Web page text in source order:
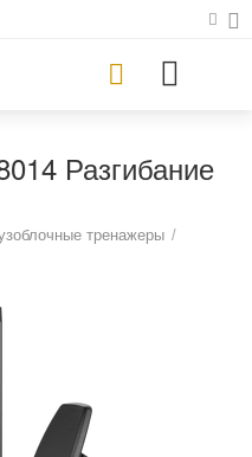
Разгибание
тренажеры /